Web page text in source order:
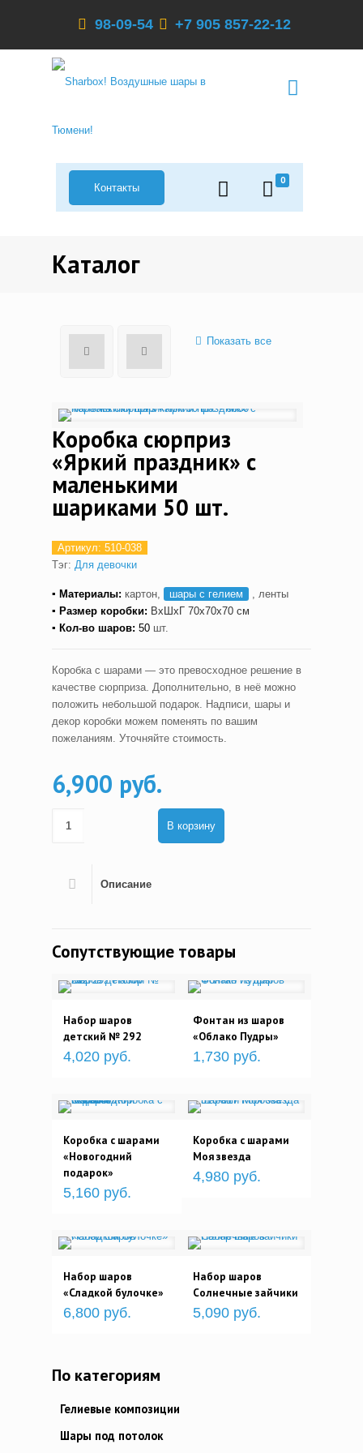
98-09-54 +7 905 857-22-12
0
Контакты
Каталог
Показать все
Коробка сюрприз
«Яркий праздник» с
маленькими
шариками 50 шт.
Артикул: 510-038
Тэг: Для девочки
▪ Материалы: картон, шары с гелием
, ленты
▪ Размер коробки: ВxШxГ 70x70x70 см
▪ Кол-во шаров: 50 шт.
Коробка с шарами — это превосходное решение в
качестве сюрприза. Дополнительно, в неё можно
положить небольшой подарок. Надписи, шары и
декор коробки можем поменять по вашим
пожеланиям. Уточняйте стоимость.
6,900 руб.
В корзину
Описание
Сопутствующие товары
Набор шаров
детский № 292
4,020 руб.
Фонтан из шаров
«Облако Пудры»
1,730 руб.
Коробка с шарами
«Новогодний
подарок»
5,160 руб.
Коробка с шарами
Моя звезда
4,980 руб.
Набор шаров
«Сладкой булочке»
6,800 руб.
Набор шаров
Солнечные зайчики
5,090 руб.
По категориям
Гелиевые композиции
Шары под потолок